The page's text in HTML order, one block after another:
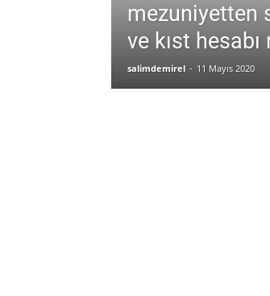
mezuniyetten
ve kıst hesabı
salimdemirel - 11 Mayıs 2020